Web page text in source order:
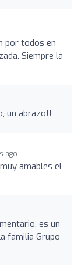
por todos en
Siempre la
un abrazo!!
ago
amables el
es un
familia Grupo